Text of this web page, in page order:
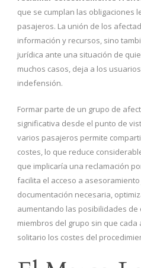
que se cumplan las obligaciones
pasajeros. La unión de los
información y recursos, sino
jurídica ante una situación de
muchos casos, deja a los
indefensión.
Formar parte de un grupo de
significativa desde el punto de
varios pasajeros permite
costes, lo que reduce
que implicaría una reclamación
facilita el acceso a
documentación necesaria,
aumentando las posibilidades de
miembros del grupo sin que
solitario los costes del